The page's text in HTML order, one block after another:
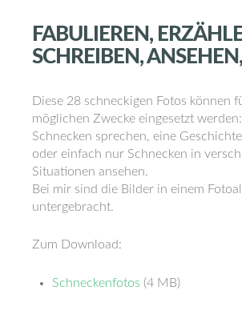
FABULIEREN,
SCHREIBEN,
Diese 28 schneckigen Fotos können
möglichen Zwecke eingesetzt
Schnecken sprechen, eine
oder einfach nur Schnecken in
Situationen ansehen.
Bei mir sind die Bilder in einem
untergebracht.
Zum Download:
Schneckenfotos (4 MB)